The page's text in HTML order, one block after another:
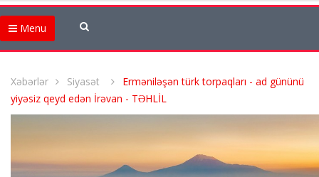
Menu
Xəbərlər Siyasət
Erməniləşən türk torpaqları - ad gününü
yiyəsiz qeyd edən İrəvan - TƏHLİL